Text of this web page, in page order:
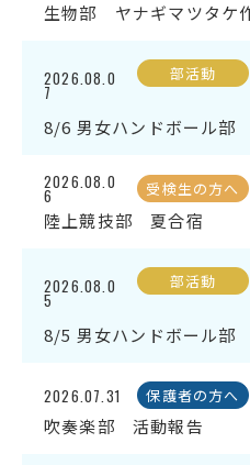
アクセス
English
生物部 ヤナギマツタケ
2026.08.0
7
部活動
8/6 男女ハンドボール部
2026.08.0
6 受検生の方へ
陸上競技部 夏合宿
2026.08.0
5
部活動
8/5 男女ハンドボール部
2026.07.31 保護者の方へ
吹奏楽部 活動報告